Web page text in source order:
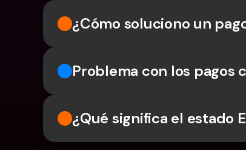
¿Cómo soluciono un
Problema con los pagos
¿Qué significa el estado